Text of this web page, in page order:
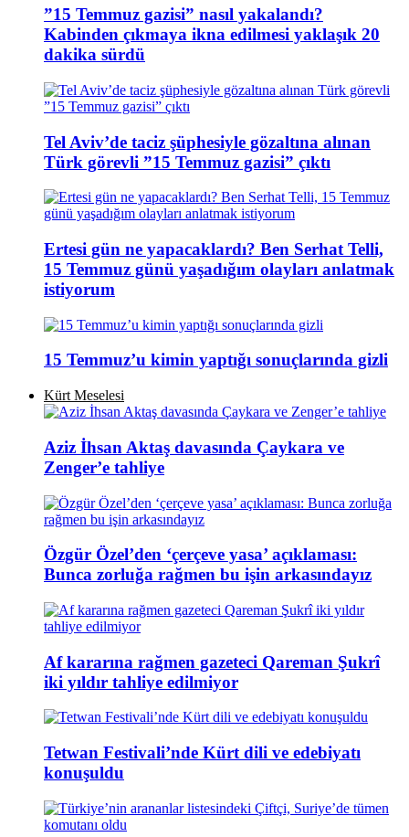
”15 Temmuz gazisi” nasıl yakalandı?
Kabinden çıkmaya ikna edilmesi yaklaşık 20
dakika sürdü
Tel Aviv’de taciz şüphesiyle gözaltına alınan
Türk görevli ”15 Temmuz gazisi” çıktı
Ertesi gün ne yapacaklardı? Ben Serhat Telli,
15 Temmuz günü yaşadığım olayları anlatmak
istiyorum
15 Temmuz’u kimin yaptığı sonuçlarında gizli
Kürt Meselesi
Aziz İhsan Aktaş davasında Çaykara ve
Zenger’e tahliye
Özgür Özel’den ‘çerçeve yasa’ açıklaması:
Bunca zorluğa rağmen bu işin arkasındayız
Af kararına rağmen gazeteci Qareman Şukrî
iki yıldır tahliye edilmiyor
Tetwan Festivali’nde Kürt dili ve edebiyatı
konuşuldu